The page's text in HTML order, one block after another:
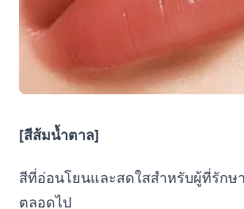
[สีส้มน้ำตาล]
สีที่อ่อนโยนและสดใสสำหรับผู้ที่รักษ
ตลอดไป